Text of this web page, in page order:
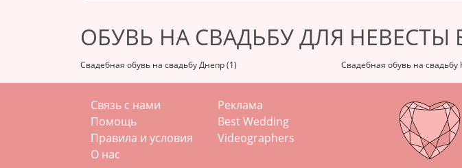
ОБУВЬ НА СВАДЬБУ ДЛЯ
Свадебная обувь на свадьбу Днепр (1) Свадебная обувь на свадьбу
Связь с нами
Помощь
Правила и условия
О нас
Реклама
Best Wedding
Videographers